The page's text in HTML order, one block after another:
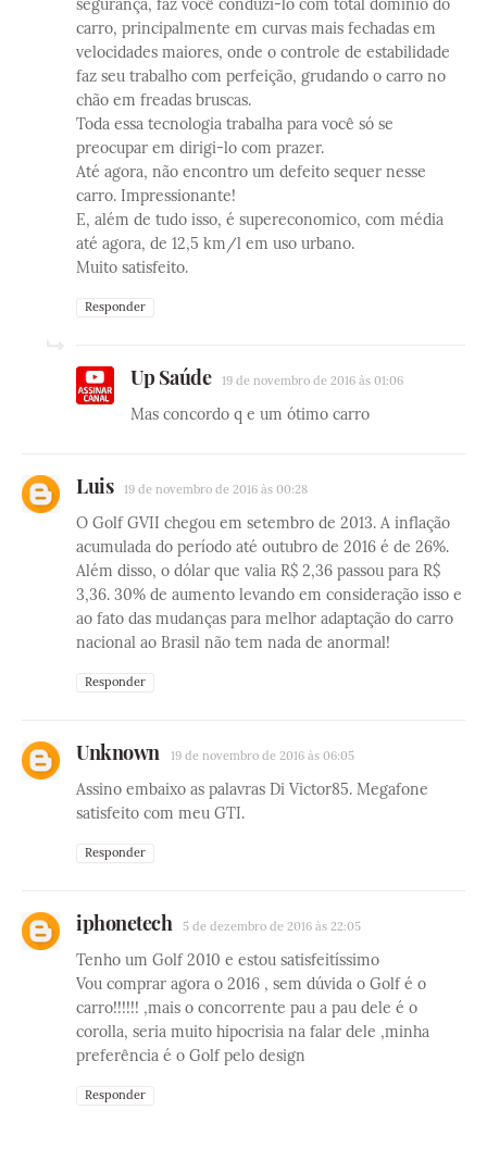
segurança, faz você conduzi-lo com total domínio do
carro, principalmente em curvas mais fechadas em
velocidades maiores, onde o controle de estabilidade
faz seu trabalho com perfeição, grudando o carro no
chão em freadas bruscas.
Toda essa tecnologia trabalha para você só se
preocupar em dirigi-lo com prazer.
Até agora, não encontro um defeito sequer nesse
carro. Impressionante!
E, além de tudo isso, é supereconomico, com média
até agora, de 12,5 km/l em uso urbano.
Muito satisfeito.
Responder
Up Saúde 19 de novembro de 2016 às 01:06
Mas concordo q e um ótimo carro
Luis 19 de novembro de 2016 às 00:28
O Golf GVII chegou em setembro de 2013. A inflação
acumulada do período até outubro de 2016 é de 26%.
Além disso, o dólar que valia R$ 2,36 passou para R$
3,36. 30% de aumento levando em consideração isso e
ao fato das mudanças para melhor adaptação do carro
nacional ao Brasil não tem nada de anormal!
Responder
Unknown 19 de novembro de 2016 às 06:05
Assino embaixo as palavras Di Victor85. Megafone
satisfeito com meu GTI.
Responder
iphonetech 5 de dezembro de 2016 às 22:05
Tenho um Golf 2010 e estou satisfeitíssimo
Vou comprar agora o 2016 , sem dúvida o Golf é o
carro!!!!!! ,mais o concorrente pau a pau dele é o
corolla, seria muito hipocrisia na falar dele ,minha
preferência é o Golf pelo design
Responder